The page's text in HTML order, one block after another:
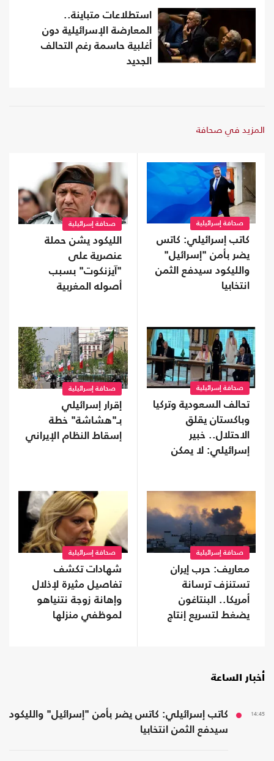
استطلاعات متباينة..
المعارضة الإسرائيلية دون
أغلبية حاسمة رغم التحالف
الجديد
المزيد في صحافة
صحافة إسرائيلية
كاتب إسرائيلي: كاتس
يضر بأمن "إسرائيل"
والليكود سيدفع الثمن
انتخابيا
صحافة إسرائيلية
الليكود يشن حملة
عنصرية على
"آيزنكوت" بسبب
أصوله المغربية
صحافة إسرائيلية
تحالف السعودية وتركيا
وباكستان يقلق
الاحتلال.. خبير
إسرائيلي: لا يمكن
صحافة إسرائيلية
إقرار إسرائيلي
بـ"هشاشة" خطة
إسقاط النظام الإيراني
صحافة إسرائيلية
معاريف: حرب إيران
تستنزف ترسانة
أمريكا.. البنتاغون
يضغط لتسريع إنتاج
صحافة إسرائيلية
شهادات تكشف
تفاصيل مثيرة لإذلال
وإهانة زوجة نتنياهو
لموظفي منزلها
أخبار الساعة
14:45
كاتب إسرائيلي: كاتس يضر بأمن "إسرائيل" والليكود
سيدفع الثمن انتخابيا